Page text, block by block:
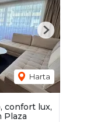
Harta
Next
confort lux,
Plaza